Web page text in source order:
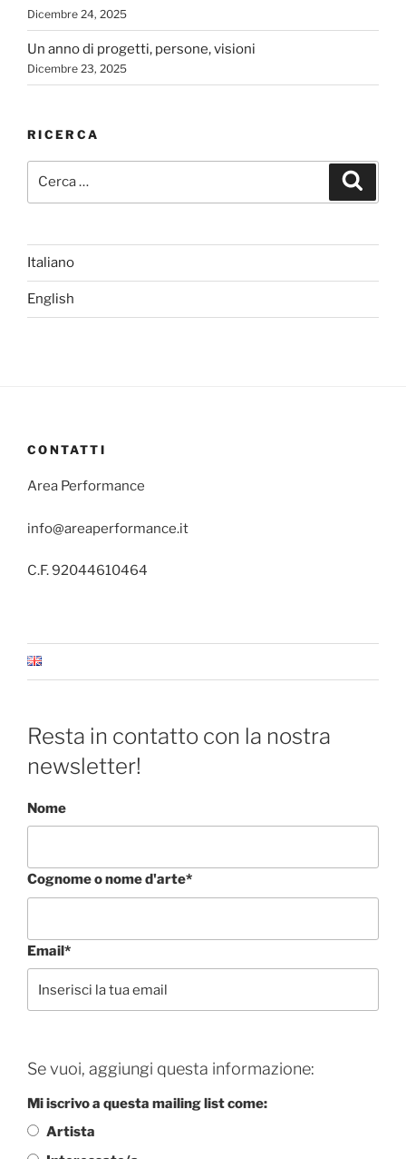
Dicembre 24, 2025
Un anno di progetti, persone, visioni
Dicembre 23, 2025
RICERCA
Italiano
English
CONTATTI
Area Performance
info@areaperformance.it
C.F. 92044610464
Resta in contatto con la nostra
newsletter!
Nome
Cognome o nome d'arte*
Email*
Se vuoi, aggiungi questa informazione:
Mi iscrivo a questa mailing list come:
Artista